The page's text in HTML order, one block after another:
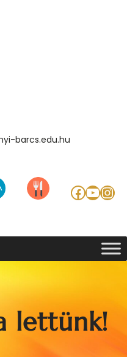
barcs.edu.hu
lettünk!